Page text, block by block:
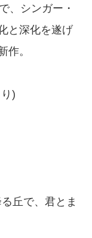
、シンガー・
と深化を遂げ
作。
)
丘で、君とま